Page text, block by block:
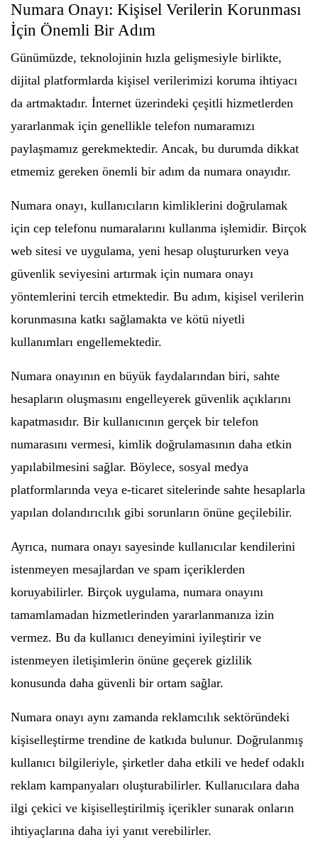
Numara Onayı: Kişisel Verilerin Korunması
İçin Önemli Bir Adım
Günümüzde, teknolojinin hızla gelişmesiyle birlikte,
dijital platformlarda kişisel verilerimizi koruma ihtiyacı
da artmaktadır. İnternet üzerindeki çeşitli hizmetlerden
yararlanmak için genellikle telefon numaramızı
paylaşmamız gerekmektedir. Ancak, bu durumda dikkat
etmemiz gereken önemli bir adım da numara onayıdır.
Numara onayı, kullanıcıların kimliklerini doğrulamak
için cep telefonu numaralarını kullanma işlemidir. Birçok
web sitesi ve uygulama, yeni hesap oluştururken veya
güvenlik seviyesini artırmak için numara onayı
yöntemlerini tercih etmektedir. Bu adım, kişisel verilerin
korunmasına katkı sağlamakta ve kötü niyetli
kullanımları engellemektedir.
Numara onayının en büyük faydalarından biri, sahte
hesapların oluşmasını engelleyerek güvenlik açıklarını
kapatmasıdır. Bir kullanıcının gerçek bir telefon
numarasını vermesi, kimlik doğrulamasının daha etkin
yapılabilmesini sağlar. Böylece, sosyal medya
platformlarında veya e-ticaret sitelerinde sahte hesaplarla
yapılan dolandırıcılık gibi sorunların önüne geçilebilir.
Ayrıca, numara onayı sayesinde kullanıcılar kendilerini
istenmeyen mesajlardan ve spam içeriklerden
koruyabilirler. Birçok uygulama, numara onayını
tamamlamadan hizmetlerinden yararlanmanıza izin
vermez. Bu da kullanıcı deneyimini iyileştirir ve
istenmeyen iletişimlerin önüne geçerek gizlilik
konusunda daha güvenli bir ortam sağlar.
Numara onayı aynı zamanda reklamcılık sektöründeki
kişiselleştirme trendine de katkıda bulunur. Doğrulanmış
kullanıcı bilgileriyle, şirketler daha etkili ve hedef odaklı
reklam kampanyaları oluşturabilirler. Kullanıcılara daha
ilgi çekici ve kişiselleştirilmiş içerikler sunarak onların
ihtiyaçlarına daha iyi yanıt verebilirler.